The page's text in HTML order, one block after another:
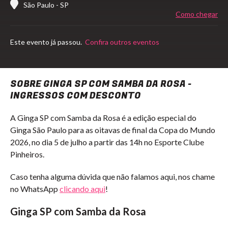
São Paulo - SP
Como chegar
Este evento já passou. Confira outros eventos
SOBRE GINGA SP COM SAMBA DA ROSA -
INGRESSOS COM DESCONTO
A Ginga SP com Samba da Rosa é a edição especial do
Ginga São Paulo para as oitavas de final da Copa do Mundo
2026, no dia 5 de julho a partir das 14h no Esporte Clube
Pinheiros.
Caso tenha alguma dúvida que não falamos aqui, nos chame
no WhatsApp clicando aqui!
Ginga SP com Samba da Rosa